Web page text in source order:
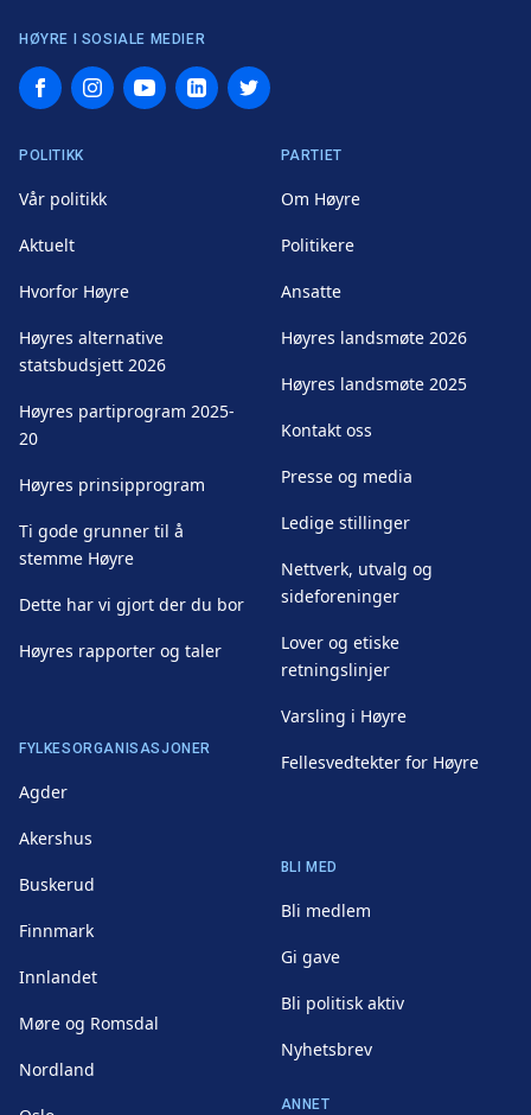
HØYRE I SOSIALE MEDIER
FacebookInstagramYouTubeLinkedInTwitter
POLITIKK
Vår politikk
Aktuelt
Hvorfor Høyre
Høyres alternative
statsbudsjett 2026
Høyres partiprogram 2025-
20
Høyres prinsipprogram
Ti gode grunner til å
stemme Høyre
Dette har vi gjort der du bor
Høyres rapporter og taler
PARTIET
Om Høyre
Politikere
Ansatte
Høyres landsmøte 2026
Høyres landsmøte 2025
Kontakt oss
Presse og media
Ledige stillinger
Nettverk, utvalg og
sideforeninger
Lover og etiske
retningslinjer
Varsling i Høyre
Fellesvedtekter for Høyre
FYLKESORGANISASJONER
Agder
Akershus
Buskerud
Finnmark
Innlandet
Møre og Romsdal
Nordland
BLI MED
Bli medlem
Gi gave
Bli politisk aktiv
Nyhetsbrev
ANNET